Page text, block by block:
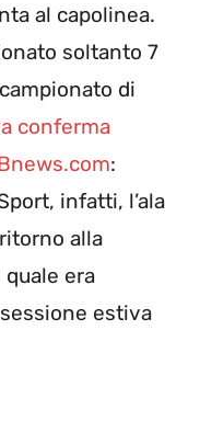
al capolinea.
soltanto 7
di
conferma
:
infatti, l’ala
alla
quale era
estiva